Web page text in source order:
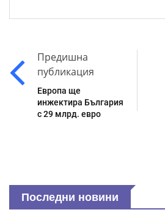
Предишна
публикация
Европа ще
инжектира България
с 29 млрд. евро
Последни новини